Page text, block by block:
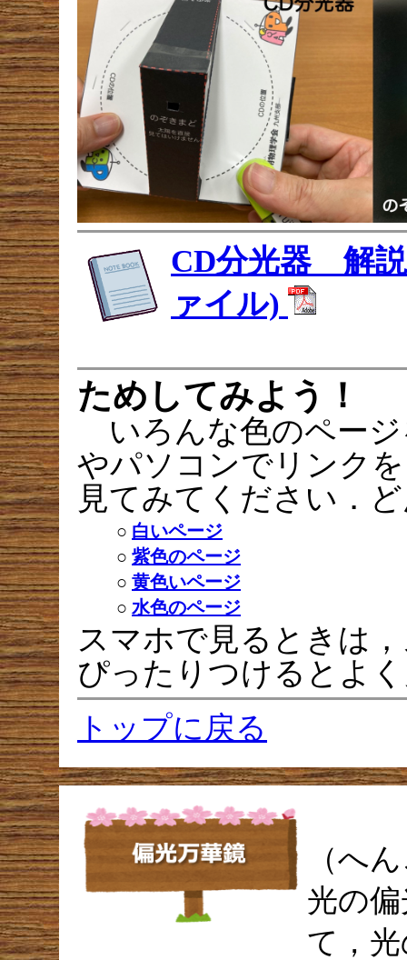
CD分光器 解
ァイル)
ためしてみよう！
いろんな色のペー
やパソコンでリンク
見てみてください．
○ 白いページ
○ 紫色のページ
○ 黄色いページ
○ 水色のページ
スマホで見るときは
ぴったりつけるとよ
トップに戻る
（へ
光の
て，